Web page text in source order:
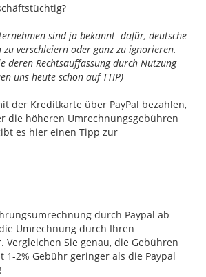
sind ja bekannt dafür, deutsche
zu verschleiern oder ganz zu ignorieren.
deren Rechtsauffassung durch Nutzung
uns heute schon auf TTIP)
der Kreditkarte über PayPal bezahlen,
die höheren Umrechnungsgebühren
es hier einen Tipp zur
durch Paypal ab
Umrechnung durch Ihren
Vergleichen Sie genau, die Gebühren
1-2% Gebühr geringer als die Paypal